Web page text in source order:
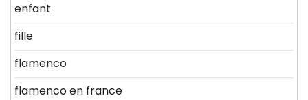
enfant
fille
flamenco
flamenco en france